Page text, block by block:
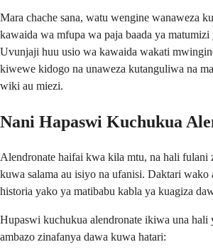
Mara chache sana, watu wengine wanaweza
kawaida wa mfupa wa paja baada ya matumizi
Uvunjaji huu usio wa kawaida wakati
kiwewe kidogo na unaweza kutanguliwa na
wiki au miezi.
Nani Hapaswi Kuchukua
Alendronate haifai kwa kila mtu, na hali fulani
kuwa salama au isiyo na ufanisi. Daktari wako
historia yako ya matibabu kabla ya kuagiza
Hupaswi kuchukua alendronate ikiwa una hali
ambazo zinafanya dawa kuwa hatari: